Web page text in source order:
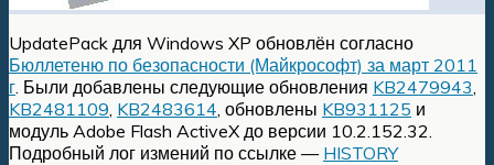
UpdatePack для Windows XP обновлён согласно
Бюллетеню по безопасности (Майкрософт) за март 2011
г . Были добавлены следующие обновления KB2479943
KB2481109 KB2483614 , обновлены KB931125 и
модуль Adobe Flash ActiveX до версии 10.2.152.32.
Подробный лог измений по ссылке — HISTORY